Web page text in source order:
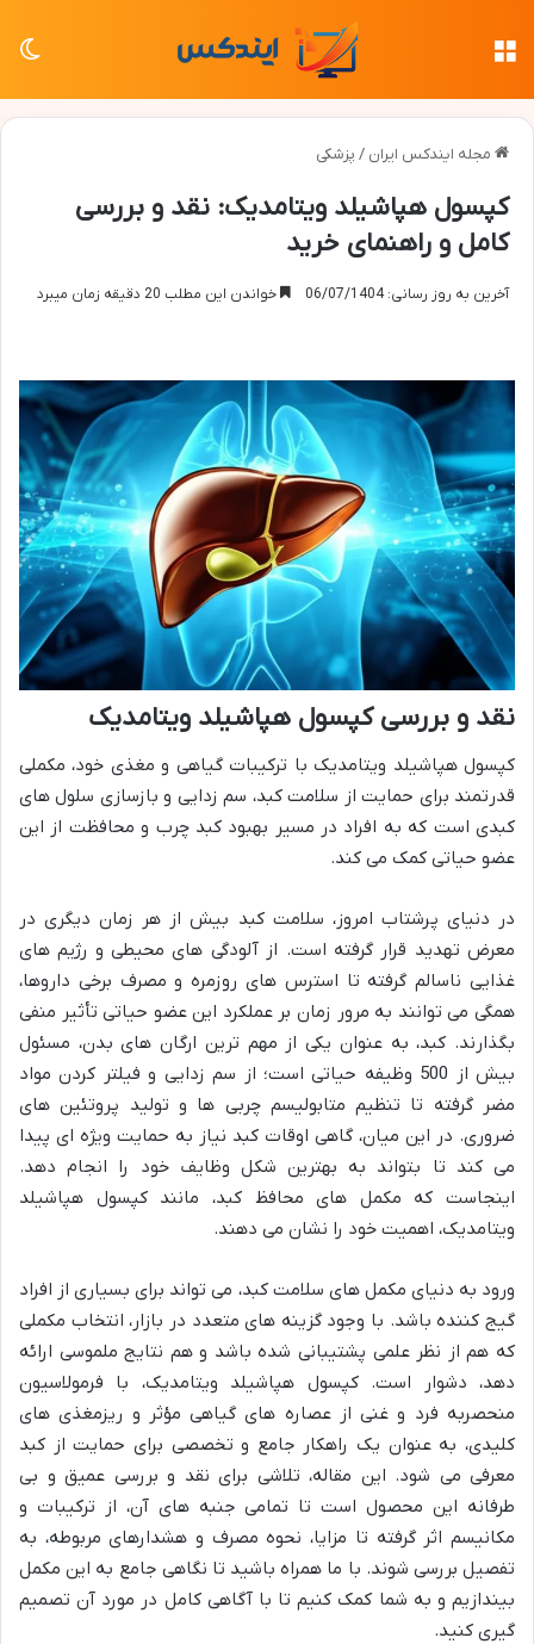
مجله ایندکس ایران / پزشکی
کپسول هپاشیلد ویتامدیک: نقد و بررسی
کامل و راهنمای خرید
آخرین به روز رسانی: 06/07/1404 خواندن این مطلب 20 دقیقه زمان میبرد
نقد و بررسی کپسول هپاشیلد ویتامدیک
کپسول هپاشیلد ویتامدیک با ترکیبات گیاهی و مغذی خود، مکملی
قدرتمند برای حمایت از سلامت کبد، سم زدایی و بازسازی سلول های
کبدی است که به افراد در مسیر بهبود کبد چرب و محافظت از این
عضو حیاتی کمک می کند.
در دنیای پرشتاب امروز، سلامت کبد بیش از هر زمان دیگری در
معرض تهدید قرار گرفته است. از آلودگی های محیطی و رژیم های
غذایی ناسالم گرفته تا استرس های روزمره و مصرف برخی داروها،
همگی می توانند به مرور زمان بر عملکرد این عضو حیاتی تأثیر منفی
بگذارند. کبد، به عنوان یکی از مهم ترین ارگان های بدن، مسئول
بیش از 500 وظیفه حیاتی است؛ از سم زدایی و فیلتر کردن مواد
مضر گرفته تا تنظیم متابولیسم چربی ها و تولید پروتئین های
ضروری. در این میان، گاهی اوقات کبد نیاز به حمایت ویژه ای پیدا
می کند تا بتواند به بهترین شکل وظایف خود را انجام دهد.
اینجاست که مکمل های محافظ کبد، مانند کپسول هپاشیلد
ویتامدیک، اهمیت خود را نشان می دهند.
ورود به دنیای مکمل های سلامت کبد، می تواند برای بسیاری از افراد
گیج کننده باشد. با وجود گزینه های متعدد در بازار، انتخاب مکملی
که هم از نظر علمی پشتیبانی شده باشد و هم نتایج ملموسی ارائه
دهد، دشوار است. کپسول هپاشیلد ویتامدیک، با فرمولاسیون
منحصربه فرد و غنی از عصاره های گیاهی مؤثر و ریزمغذی های
کلیدی، به عنوان یک راهکار جامع و تخصصی برای حمایت از کبد
معرفی می شود. این مقاله، تلاشی برای نقد و بررسی عمیق و بی
طرفانه این محصول است تا تمامی جنبه های آن، از ترکیبات و
مکانیسم اثر گرفته تا مزایا، نحوه مصرف و هشدارهای مربوطه، به
تفصیل بررسی شوند. با ما همراه باشید تا نگاهی جامع به این مکمل
بیندازیم و به شما کمک کنیم تا با آگاهی کامل در مورد آن تصمیم
گیری کنید.